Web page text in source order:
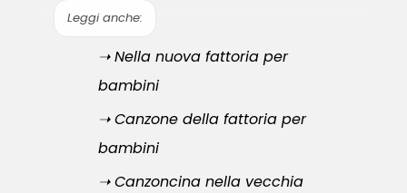
Leggi anche:
➝ Nella nuova fattoria per
bambini
➝ Canzone della fattoria per
bambini
➝ Canzoncina nella vecchia